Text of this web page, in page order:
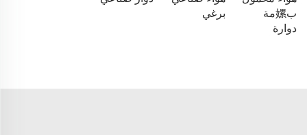
ب嫘مة
دوارة
برغي